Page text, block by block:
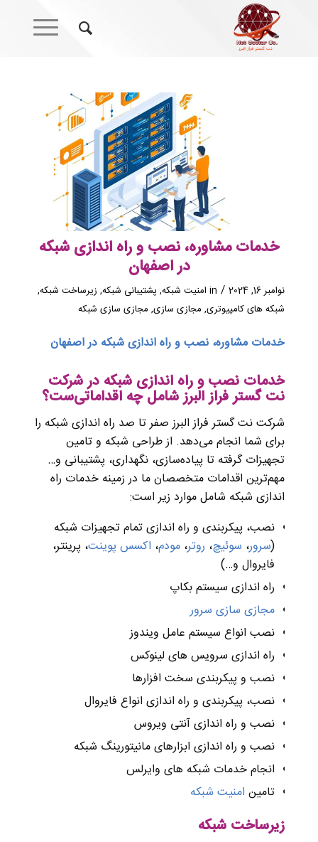
خدمات مشاوره، نصب و راه اندازی شبکه
در اصفهان
نوامبر 16, 2024 /
in امنیت شبکه,پشتیبانی شبکه, زیرساخت شبکه,
شبکه های کامپیوتری, مجازی سازی, مجازی سازی شبکه
خدمات مشاوره، نصب و راه اندازی شبکه در اصفهان
خدمات نصب و راه اندازی شبکه در شرکت
نت گستر فراز البرز شامل چه اقداما‌تی‌ست؟
شرکت نت گستر فراز البرز صفر تا صد راه اندازی شبکه را
برای شما انجام می‌دهد. از طراحی شبکه و تامین
تجهیزات گرفته تا پیاده‌سازی، نگهداری، پشتیبانی و…
مهم‌ترین اقدامات متخصصان ما در زمینه خدمات راه
اندازی شبکه شامل موارد زیر است:
نصب، پیکربندی و راه اندازی تمام تجهیزات شبکه
(سرور، سوئیچ، روتر،مودم، اکسس پوینت، پرینتر،
فایروال و…)
راه اندازی سیستم بکاپ
مجازی سازی سرور
نصب انواع سیستم عامل ویندوز
راه اندازی سرویس های لینوکس
نصب و پیکربندی سخت افزارها
نصب، پیکربندی و راه اندازی انواع فایروال
نصب و راه اندازی آنتی ویروس
نصب و راه اندازی ابزارهای مانیتورینگ شبکه
انجام خدمات شبکه های وایرلس
تامین امنیت شبکه
زیرساخت شبکه